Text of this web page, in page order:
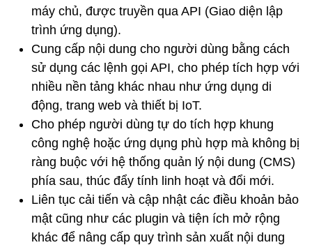
máy chủ, được truyền qua API (Giao diện lập
trình ứng dụng).
Cung cấp nội dung cho người dùng bằng cách
sử dụng các lệnh gọi API, cho phép tích hợp với
nhiều nền tảng khác nhau như ứng dụng di
động, trang web và thiết bị IoT.
Cho phép người dùng tự do tích hợp khung
công nghệ hoặc ứng dụng phù hợp mà không bị
ràng buộc với hệ thống quản lý nội dung (CMS)
phía sau, thúc đẩy tính linh hoạt và đổi mới.
Liên tục cải tiến và cập nhật các điều khoản bảo
mật cũng như các plugin và tiện ích mở rộng
khác để nâng cấp quy trình sản xuất nội dung